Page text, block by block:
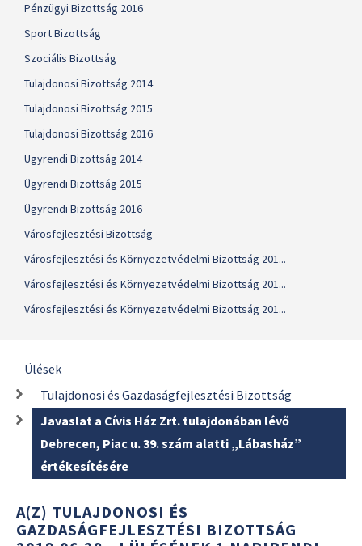
Pénzügyi Bizottság 2016
Sport Bizottság
Szociális Bizottság
Tulajdonosi Bizottság 2014
Tulajdonosi Bizottság 2015
Tulajdonosi Bizottság 2016
Ügyrendi Bizottság 2014
Ügyrendi Bizottság 2015
Ügyrendi Bizottság 2016
Városfejlesztési Bizottság
Városfejlesztési és Környezetvédelmi Bizottság 201...
Városfejlesztési és Környezetvédelmi Bizottság 201...
Városfejlesztési és Környezetvédelmi Bizottság 201...
Ülések
Tulajdonosi és Gazdaságfejlesztési Bizottság
Javaslat a Cívis Ház Zrt. tulajdonában lévő
Debrecen, Piac u. 39. szám alatti „Lábasház”
értékesítésére
A(Z) TULAJDONOSI ÉS
GAZDASÁGFEJLESZTÉSI BIZOTTSÁG